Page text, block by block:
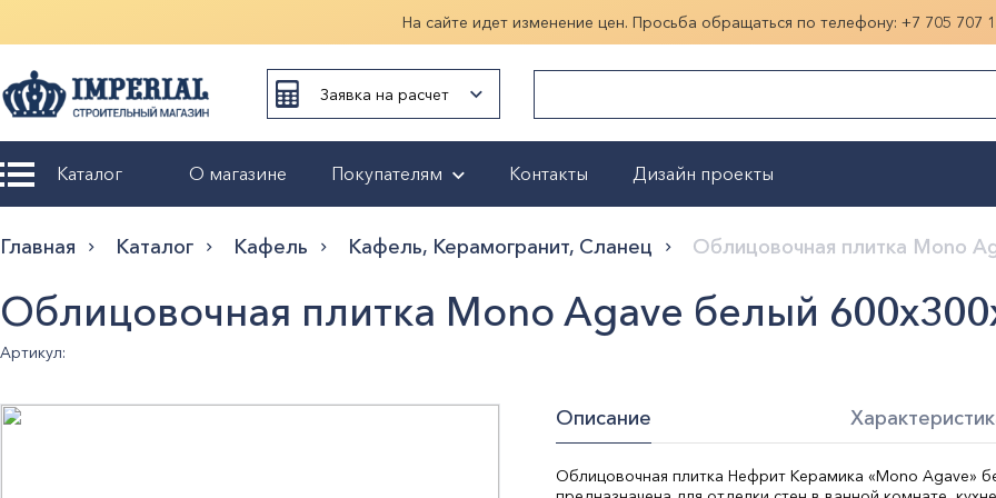
На сайте идет изменение цен. Просьба обращаться по телефону: +7 705 707
Заявка на расчет
Показать больше
Каталог О магазине Покупателям
Возврат и
обмен
Гарантия
Контакты Дизайн проекты
Главная Каталог Кафель Кафель, Керамогранит, Сланец Облицовочная плитка Mono
Облицовочная плитка Mono Agave белый
Артикул:
Описание
Облицовочная плитка Нефрит Керамика «Mono Agave»